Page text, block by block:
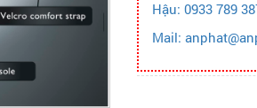
Hậu: 0933 789
Mail: